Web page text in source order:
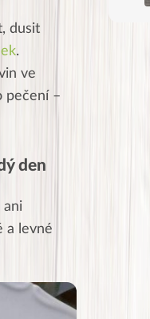
dusit
.
ve
pečení –
den
ani
a levné